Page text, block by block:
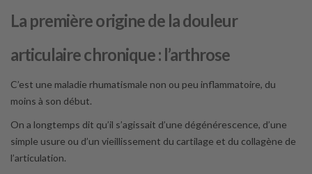
La première origine de la douleur
articulaire chronique : l’arthrose
C’est une maladie rhumatismale non ou peu inflammatoire, du
moins à son début.
On a longtemps dit qu’il s’agissait d’une dégénérescence, d’une
simple usure ou d’un vieillissement du cartilage et du collagène de
l’articulation.